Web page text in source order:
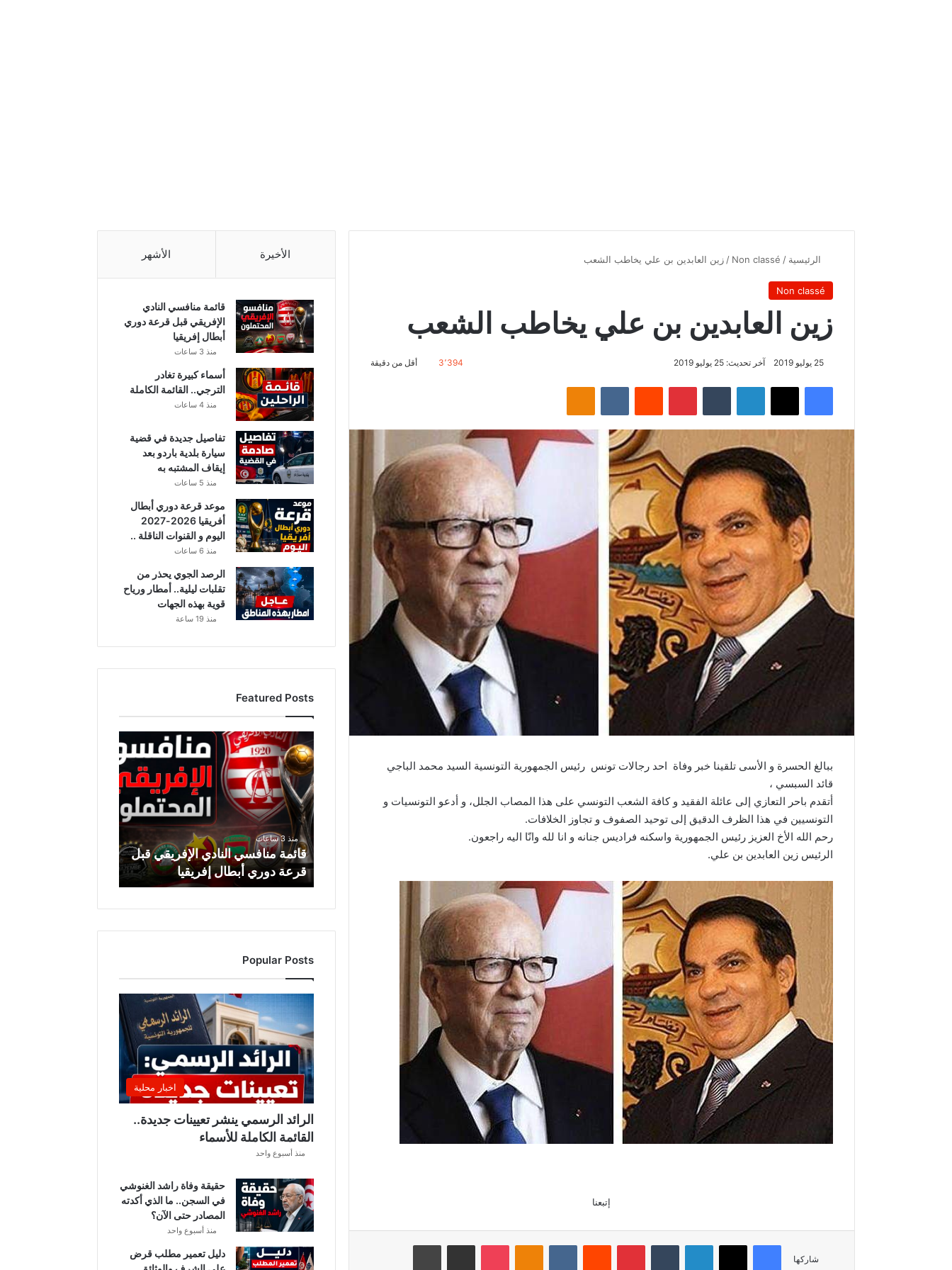
الرئيسية /
Non classé
/ زين العابدين بن علي يخاطب الشعب
Non classé
زين العابدين بن علي يخاطب الشعب
25 يوليو 2019 آخر تحديث: 25 يوليو 2019 3٬394 أقل من دقيقة
فيسبوك لينكدإن بينتيريست
ببالغ الحسرة و الأسى تلقينا خبر وفاة احد رجالات تونس رئيس الجمهورية التونسية السيد محمد الباجي
قائد السبسي ،
أتقدم باحر التعازي إلى عائلة الفقيد و كافة الشعب التونسي على هذا المصاب الجلل، و أدعو التونسيات و
التونسيين في هذا الظرف الدقيق إلى توحيد الصفوف و تجاوز الخلافات.
رحم الله الأخ العزيز رئيس الجمهورية واسكنه فراديس جنانه و انا لله وانّا اليه راجعون.
الرئيس زين العابدين بن علي.
إتبعنا
شاركها
فيسبوك لينكدإن بينتيريست
الأخيرة الأشهر
قائمة منافسي النادي
الإفريقي قبل قرعة دوري
أبطال إفريقيا
منذ 3 ساعات
أسماء كبيرة تغادر
الترجي.. القائمة الكاملة
منذ 4 ساعات
تفاصيل جديدة في قضية
سيارة بلدية باردو بعد
إيقاف المشتبه به
منذ 5 ساعات
موعد قرعة دوري أبطال
أفريقيا 2026-2027
اليوم و القنوات الناقلة ..
منذ 6 ساعات
الرصد الجوي يحذر من
تقلبات ليلية.. أمطار ورياح
قوية بهذه الجهات
منذ 19 ساعة
Featured Posts
ق
ا
ئ
م
ة
م
ن
ا
ف
س
ي
ن
د
ي
ا
ف
ر
ي
ق
ي
ب
ل
ع
ة
د
و
ر
ي
منذ 3 ساعات
قائمة منافسي النادي الإفريقي قبل
قرعة دوري أبطال إفريقيا
Popular Posts
اخبار محلية
الرائد الرسمي ينشر تعيينات جديدة..
القائمة الكاملة للأسماء
منذ أسبوع واحد
حقيقة وفاة راشد الغنوشي
في السجن.. ما الذي أكدته
المصادر حتى الآن؟
منذ أسبوع واحد
دليل تعمير مطلب قرض